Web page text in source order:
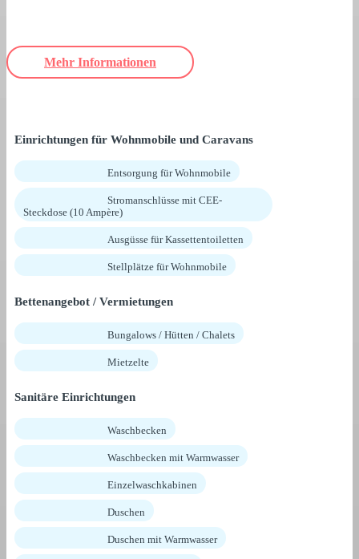
Mehr Informationen
Einrichtungen für Wohnmobile und Caravans
Entsorgung für Wohnmobile
Stromanschlüsse mit CEE-
Steckdose (10 Ampère)
Ausgüsse für Kassettentoiletten
Stellplätze für Wohnmobile
Bettenangebot / Vermietungen
Bungalows / Hütten / Chalets
Mietzelte
Sanitäre Einrichtungen
Waschbecken
Waschbecken mit Warmwasser
Einzelwaschkabinen
Duschen
Duschen mit Warmwasser